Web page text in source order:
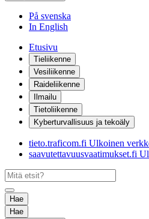
På svenska
In English
Etusivu
Tieliikenne
Vesiliikenne
Raideliikenne
Ilmailu
Tietoliikenne
Kyberturvallisuus ja tekoäly
tieto.traficom.fi Ulkoinen
saavutettavuusvaatimukset.fi
Hae
Hae